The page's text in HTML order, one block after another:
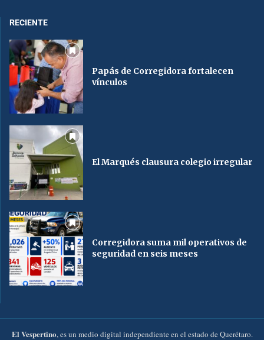
RECIENTE
Papás de Corregidora fortalecen
vínculos
El Marqués clausura colegio irregular
Corregidora suma mil operativos de
seguridad en seis meses
El Vespertino, es un medio digital independiente en el estado de Querétaro.